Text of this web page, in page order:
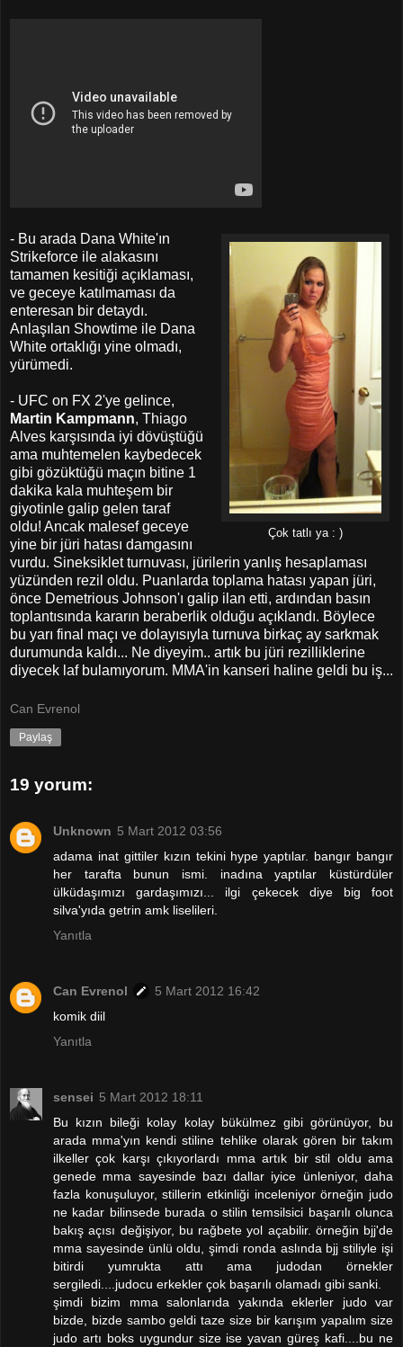
Çok tatlı ya : )
- Bu arada Dana White'ın
Strikeforce ile alakasını
tamamen kesitiği açıklaması,
ve geceye katılmaması da
enteresan bir detaydı.
Anlaşılan Showtime ile Dana
White ortaklığı yine olmadı,
yürümedi.
- UFC on FX 2'ye gelince,
Martin Kampmann, Thiago
Alves karşısında iyi dövüştüğü
ama muhtemelen kaybedecek
gibi gözüktüğü maçın bitine 1
dakika kala muhteşem bir
giyotinle galip gelen taraf
oldu! Ancak malesef geceye
yine bir jüri hatası damgasını
vurdu. Sineksiklet turnuvası, jürilerin yanlış hesaplaması
yüzünden rezil oldu. Puanlarda toplama hatası yapan jüri,
önce Demetrious Johnson'ı galip ilan etti, ardından basın
toplantısında kararın beraberlik olduğu açıklandı. Böylece
bu yarı final maçı ve dolayısıyla turnuva birkaç ay sarkmak
durumunda kaldı... Ne diyeyim.. artık bu jüri rezilliklerine
diyecek laf bulamıyorum. MMA'in kanseri haline geldi bu iş...
Can Evrenol
Paylaş
19 yorum:
Unknown 5 Mart 2012 03:56
adama inat gittiler kızın tekini hype yaptılar. bangır bangır
her tarafta bunun ismi. inadına yaptılar küstürdüler
ülküdaşımızı gardaşımızı... ilgi çekecek diye big foot
silva'yıda getrin amk liselileri.
Yanıtla
Can Evrenol
5 Mart 2012 16:42
komik diil
Yanıtla
sensei 5 Mart 2012 18:11
Bu kızın bileği kolay kolay bükülmez gibi görünüyor, bu
arada mma'yın kendi stiline tehlike olarak gören bir takım
ilkeller çok karşı çıkıyorlardı mma artık bir stil oldu ama
genede mma sayesinde bazı dallar iyice ünleniyor, daha
fazla konuşuluyor, stillerin etkinliği inceleniyor örneğin judo
ne kadar bilinsede burada o stilin temsilsici başarılı olunca
bakış açısı değişiyor, bu rağbete yol açabilir. örneğin bjj'de
mma sayesinde ünlü oldu, şimdi ronda aslında bjj stiliyle işi
bitirdi yumrukta attı ama judodan örnekler
sergiledi....judocu erkekler çok başarılı olamadı gibi sanki.
şimdi bizim mma salonlarıda yakında eklerler judo var
bizde, bizde sambo geldi taze size bir karışım yapalım size
judo artı boks uygundur size ise yavan güreş kafi....bu ne